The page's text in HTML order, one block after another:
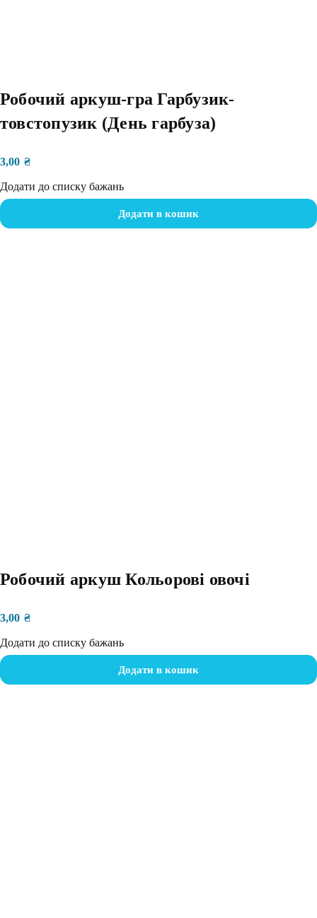
Робочий аркуш-гра Гарбузик-
товстопузик (День гарбуза)
3,00 ₴
Додати до списку бажань
Додати в кошик
Робочий аркуш Кольорові овочі
3,00 ₴
Додати до списку бажань
Додати в кошик